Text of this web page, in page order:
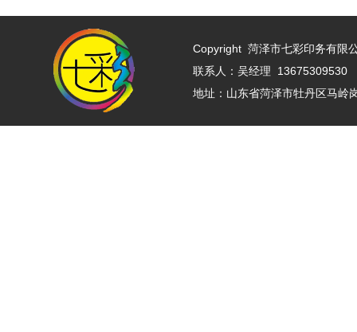
Copyright 菏泽市七彩印务有限
联系人：吴经理
地址：山东省菏泽市牡丹区马